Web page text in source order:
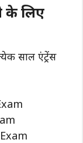
के लिए
साल एंट्रेंस